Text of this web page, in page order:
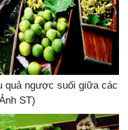
quả ngược suối giữa các
ST)